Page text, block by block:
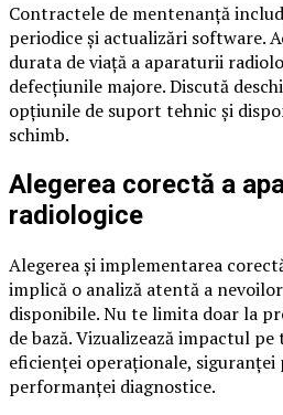
Contractele de mentenanță
periodice și actualizări software.
durata de viață a aparaturii
defecțiunile majore. Discută
opțiunile de suport tehnic și
schimb.
Alegerea corectă a
radiologice
Alegerea și implementarea
implică o analiză atentă a
disponibile. Nu te limita doar la
de bază. Vizualizează impactul
eficienței operaționale,
performanței diagnostice.